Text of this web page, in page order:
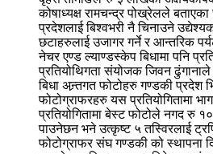
कोषाध्यक्ष रामचन्द्र पोख्रेलले
प्रदेशलाई बिश्वभरी नै चिनाउने
छटाहरुलाई उजागर गर्ने र आन्तरिक
नेचर एण्ड ल्याण्डस्केप बिधामा पनि
प्रतियोथिगता संयोजक जिवन
बिधा अन्र्तगत फोटोहरु गण्डकी प्रदेश
फोटोग्राफरहरु यस प्रतियोगितामा
प्रतियोगितामा बेस्ट फोटोले नगद रु
पाउनेछन भने उत्कृष्ट ५ तस्विरलाई
फोटोग्राफर संघ गण्डकी को स्थापना